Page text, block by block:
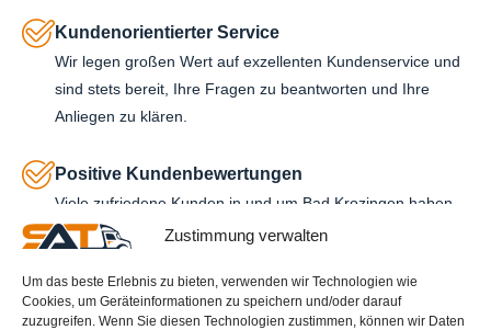
Zustimmung verwalten
Um das beste Erlebnis zu bieten, verwenden wir Technologien wie
Cookies, um Geräteinformationen zu speichern und/oder darauf
zuzugreifen. Wenn Sie diesen Technologien zustimmen, können wir Daten
Kundenorientierter Service
Wir legen großen Wert auf exzellenten Kundenservice und
sind stets bereit, Ihre Fragen zu beantworten und Ihre
Anliegen zu klären.
Positive Kundenbewertungen
Viele zufriedene Kunden in und um Bad Krozingen haben
unsere Dienstleistungen bereits in Anspruch genommen
größtes Anliegen.